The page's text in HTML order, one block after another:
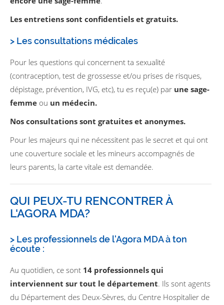
Les entretiens sont confidentiels et gratuits.
> Les consultations médicales
Pour les questions qui concernent ta sexualité
(contraception, test de grossesse et/ou prises de risques,
dépistage, prévention, IVG, etc), tu es reçu(e) par une sage-
femme ou un médecin.
Nos consultations sont gratuites et anonymes.
Pour les majeurs qui ne nécessitent pas le secret et qui ont
une couverture sociale et les mineurs accompagnés de
leurs parents, la carte vitale est demandée.
QUI PEUX-TU RENCONTRER À
L'AGORA MDA?
> Les professionnels de l'Agora MDA à ton
écoute :
Au quotidien, ce sont 14 professionnels qui
interviennent sur tout le département. Ils sont agents
du Département des Deux-Sèvres, du Centre Hospitalier de